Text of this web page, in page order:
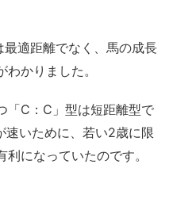
適距離でなく、馬の成長
かりました。
「C：C」型は短距離型で
速いために、若い2歳に限
になっていたのです。